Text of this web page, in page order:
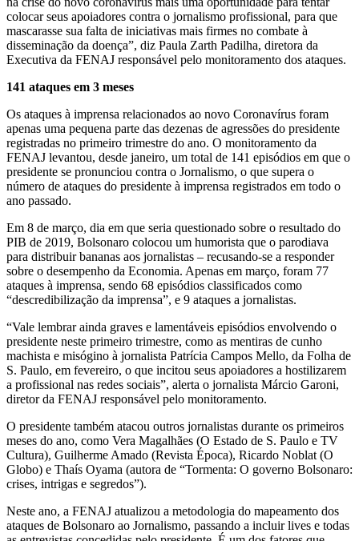
colocar seus apoiadores contra o jornalismo profissional, para que
mascarasse sua falta de iniciativas mais firmes no combate à
disseminação da doença”, diz Paula Zarth Padilha, diretora da
Executiva da FENAJ responsável pelo monitoramento dos ataques.
141 ataques em 3 meses
Os ataques à imprensa relacionados ao novo Coronavírus foram
apenas uma pequena parte das dezenas de agressões do presidente
registradas no primeiro trimestre do ano. O monitoramento da
FENAJ levantou, desde janeiro, um total de 141 episódios em que o
presidente se pronunciou contra o Jornalismo, o que supera o
número de ataques do presidente à imprensa registrados em todo o
ano passado.
Em 8 de março, dia em que seria questionado sobre o resultado do
PIB de 2019, Bolsonaro colocou um humorista que o parodiava
para distribuir bananas aos jornalistas – recusando-se a responder
sobre o desempenho da Economia. Apenas em março, foram 77
ataques à imprensa, sendo 68 episódios classificados como
“descredibilização da imprensa”, e 9 ataques a jornalistas.
“Vale lembrar ainda graves e lamentáveis episódios envolvendo o
presidente neste primeiro trimestre, como as mentiras de cunho
machista e misógino à jornalista Patrícia Campos Mello, da Folha de
S. Paulo, em fevereiro, o que incitou seus apoiadores a hostilizarem
a profissional nas redes sociais”, alerta o jornalista Márcio Garoni,
diretor da FENAJ responsável pelo monitoramento.
O presidente também atacou outros jornalistas durante os primeiros
meses do ano, como Vera Magalhães (O Estado de S. Paulo e TV
Cultura), Guilherme Amado (Revista Época), Ricardo Noblat (O
Globo) e Thaís Oyama (autora de “Tormenta: O governo Bolsonaro:
crises, intrigas e segredos”).
Neste ano, a FENAJ atualizou a metodologia do mapeamento dos
ataques de Bolsonaro ao Jornalismo, passando a incluir lives e todas